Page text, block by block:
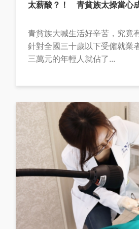
太薪酸？！ 青貧族太操當心
青貧族大喊生活好辛苦，究竟
針對全國三十歲以下受僱就業
三萬元的年輕人就佔了...